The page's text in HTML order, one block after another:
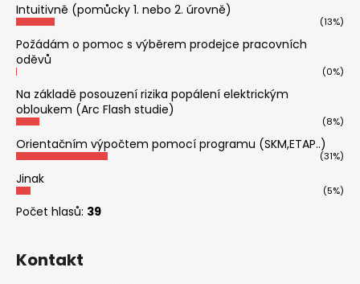
Intuitivně (pomůcky 1. nebo 2. úrovně)
(13%)
Požádám o pomoc s výběrem prodejce pracovních
oděvů
(0%)
Na základě posouzení rizika popálení elektrickým
obloukem (Arc Flash studie)
(8%)
Orientačním výpočtem pomocí programu (SKM,ETAP..)
(31%)
Jinak
(5%)
Počet hlasů: 39
Kontakt